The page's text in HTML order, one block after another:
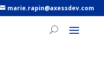
marie.rapin@axessdev.com